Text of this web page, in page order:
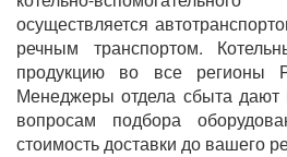
осуществляется
речным транспортом.
продукцию во все регионы
Менеджеры отдела сбыта дают
вопросам подбора
стоимость доставки до вашего